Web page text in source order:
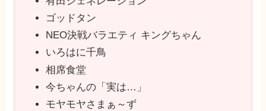
ゴッドタン
NEO決戦バラエティ キングちゃん
いろはに千鳥
相席食堂
今ちゃんの「実は…」
モヤモヤさまぁ～ず